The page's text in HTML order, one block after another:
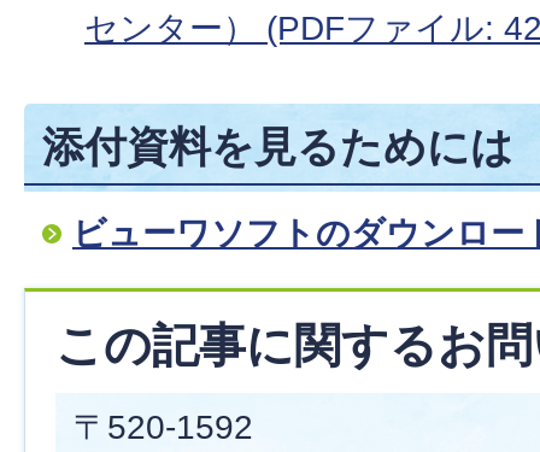
センター） (PDFファイル:
添付資料を見るためには
ビューワソフトのダウンロー
この記事に関するお
〒520-1592